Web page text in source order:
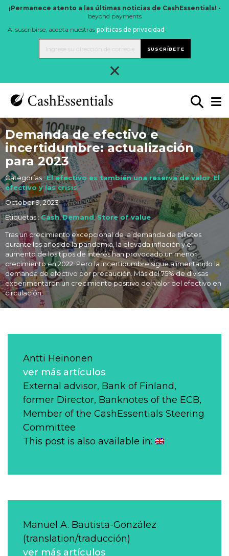
¡Permanece atento a las últimas noticias de CashEssentials! -
beyond payments
Al suscribirse, acepta nuestras políticas de privacidad .
SUSCRÍBETE
×
Demanda de efectivo e
incertidumbre: actualización
para 2023
Categorías :El efectivo es también una reserva de valor,El
efectivo y las crisis
October 9, 2023
Etiquetas :Cash,Demand,Store of value
Tras un crecimiento excepcional de la demanda de billetes
durante los años de la pandemia, la elevada inflación y el
aumento de los tipos de interés han provocado un menor
crecimiento en 2022. Pero la incertidumbre sigue alimentando la
demanda de efectivo por precaución. Más del 75% de divisas
experimentaron un crecimiento positivo del valor del efectivo en
circulación.
Antti Heinonen
ver más artículos
External advisor, Bank of Finland,
former Director, Banknotes of the ECB,
Member of the CashEssentials Steering
Committee
This post is also available in:
Manuel A. Bautista-González
(translation/traducción)
ver más artículos